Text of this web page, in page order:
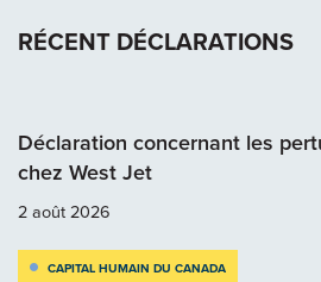
RÉCENT DÉCLARATIONS
Déclaration concernant les
chez West Jet
2 août 2026
CAPITAL HUMAIN DU CANADA